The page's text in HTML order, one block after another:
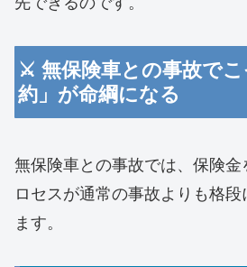
​⚔️ 無保険車との事故で
約」が命綱になる
無保険車との事故では、保険
ロセスが通常の事故よりも格
ます。